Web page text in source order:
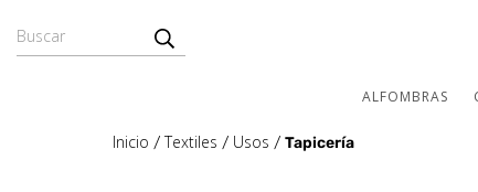
ALFOMBRAS
Inicio / Textiles / Usos / Tapicería